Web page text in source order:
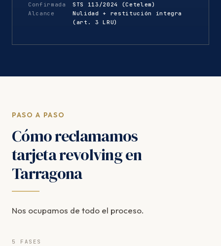
Confirmada
STS 113/2024 (Cetelem)
Alcance
Nulidad + restitución íntegra
(art. 3 LRU)
PASO A PASO
Cómo reclamamos
tarjeta revolving en
Tarragona
Nos ocupamos de todo el proceso.
5 FASES